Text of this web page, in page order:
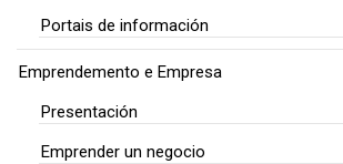
Portais de información
Emprendemento e Empresa
Presentación
Emprender un negocio